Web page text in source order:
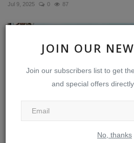
JOIN OUR
Join our subscribers list to get
and special offers
No, thanks
Jul 9, 2025 0 87